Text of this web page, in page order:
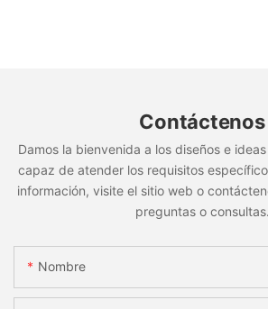
Contáctenos
Damos la bienvenida a los diseños e
capaz de atender los requisitos
información, visite el sitio web o
preguntas o consultas.
Nombre